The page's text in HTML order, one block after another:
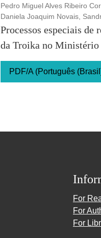
Pedro Miguel Alves Ribeiro
Daniela Joaquim Novais,
Processos especiais
da Troika no Ministério
PDF/A (Português
For
For
For